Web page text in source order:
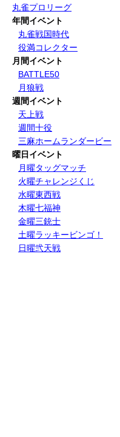
丸雀プロリーグ
年間イベント
丸雀戦国時代
役満コレクター
月間イベント
BATTLE50
月狼戦
週間イベント
天上戦
週間十役
三麻ホームランダービー
曜日イベント
月曜タッグマッチ
火曜チャレンジくじ
水曜東西戦
木曜七福神
金曜三銃士
土曜ラッキービンゴ！
日曜弐天戦